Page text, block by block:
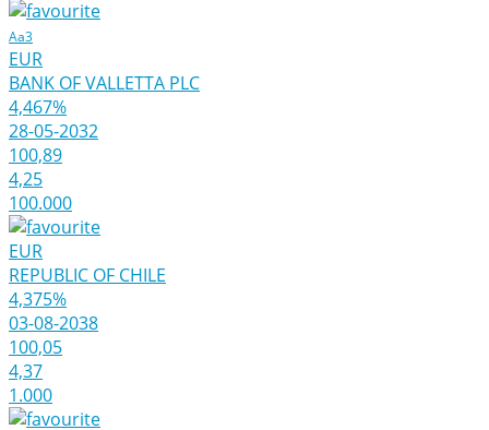
Aa3
EUR
BANK OF VALLETTA PLC
4,467%
28-05-2032
100,89
4,25
100.000
EUR
REPUBLIC OF CHILE
4,375%
03-08-2038
100,05
4,37
1.000